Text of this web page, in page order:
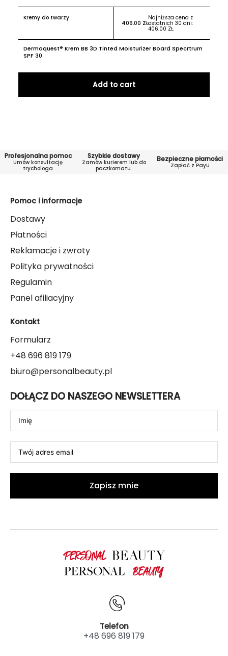
Kremy do twarzy
406.00 ZŁ
Najniższa cena z
ostatnich 30 dni:
406.00 ZŁ.
Dermaquest® Krem BB 3D Tinted Moisturizer Board Specrtrum
SPF 30
Add to cart
Profesjonalna pomoc
Umów konsultację
trychologa
Szybkie dostawy
Zamów kurierem lub do
paczkomatu.
Bezpieczne płarności
Zapłać z PayU
Pomoc i informacje
Dostawy
Płatności
Reklamacje i zwroty
Polityka prywatności
Regulamin
Panel afiliacyjny
Kontakt
Formularz
+48 696 819 179
biuro@personalbeauty.pl
DOŁĄCZ DO NASZEGO NEWSLETTERA
Zapisz mnie
Telefon
+48 696 819 179